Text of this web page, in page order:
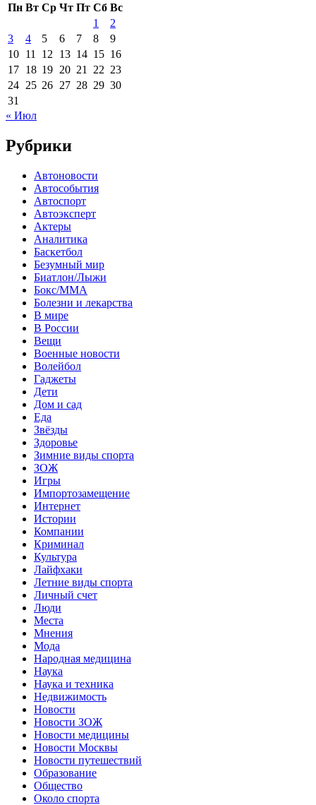
Пн Вт Ср Чт Пт Сб Вс
1
2
3
4 5 6 7 8
9
10 11 12 13 14 15 16
17 18 19 20 21 22 23
24 25 26 27 28 29 30
31
« Июл
Рубрики
Автоновости
Автособытия
Автоспорт
Автоэксперт
Актеры
Аналитика
Баскетбол
Безумный мир
Биатлон/Лыжи
Бокс/MMA
Болезни и лекарства
В мире
В России
Вещи
Военные новости
Волейбол
Гаджеты
Дети
Дом и сад
Еда
Звёзды
Здоровье
Зимние виды спорта
ЗОЖ
Игры
Импортозамещение
Интернет
Истории
Компании
Криминал
Культура
Лайфхаки
Летние виды спорта
Личный счет
Люди
Места
Мнения
Мода
Народная медицина
Наука
Наука и техника
Недвижимость
Новости
Новости ЗОЖ
Новости медицины
Новости Москвы
Новости путешествий
Образование
Общество
Около спорта